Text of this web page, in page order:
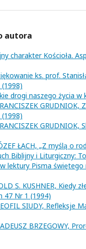
autora
charakter Kościoła.
ks. prof.
drogi naszego życia w
GRUDNIOK,
ŁACH, „Z myślą o
Biblijny i Liturgiczny:
lektury Pisma
S. KUSHNER, Kiedy
47 Nr 1 (1994)
SIUDY, Refleksje
BRZEGOWY,